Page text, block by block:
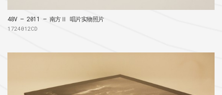
48V – 2011 – 南方Ⅱ 唱片实物照片
1724012CD